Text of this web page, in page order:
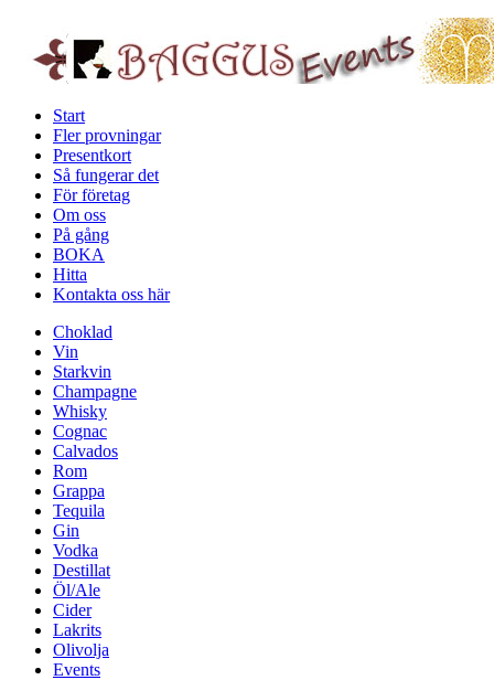
Start
Fler provningar
Presentkort
Så fungerar det
För företag
Om oss
På gång
BOKA
Hitta
Kontakta oss här
Choklad
Vin
Starkvin
Champagne
Whisky
Cognac
Calvados
Rom
Grappa
Tequila
Gin
Vodka
Destillat
Öl/Ale
Cider
Lakrits
Olivolja
Events